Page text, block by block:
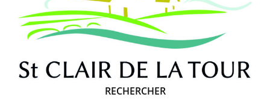
RECHERCHER